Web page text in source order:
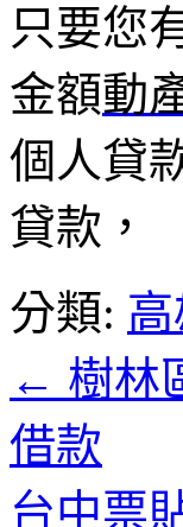
只要您
金額動
個人貸
貸款，
分類:
← 樹林
借款
台中票